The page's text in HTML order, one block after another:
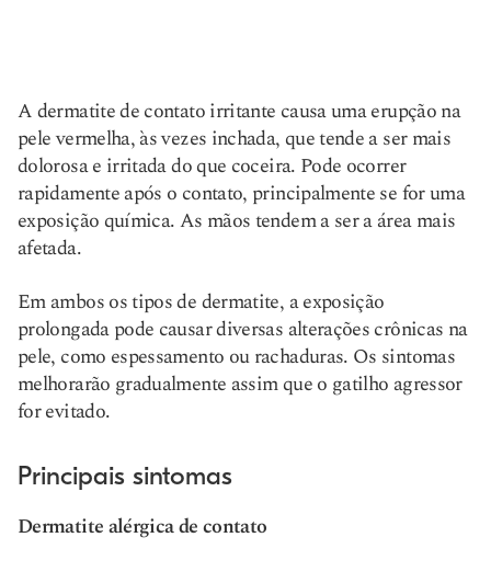
A dermatite de contato irritante causa uma erupção na
pele vermelha, às vezes inchada, que tende a ser mais
dolorosa e irritada do que coceira. Pode ocorrer
rapidamente após o contato, principalmente se for uma
exposição química. As mãos tendem a ser a área mais
afetada.
Em ambos os tipos de dermatite, a exposição
prolongada pode causar diversas alterações crônicas na
pele, como espessamento ou rachaduras. Os sintomas
melhorarão gradualmente assim que o gatilho agressor
for evitado.
Principais sintomas
Dermatite alérgica de contato